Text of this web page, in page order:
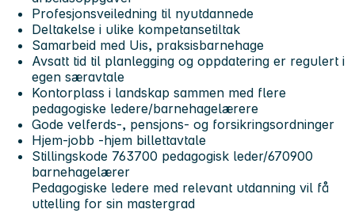
Profesjonsveiledning til nyutdannede
Deltakelse i ulike kompetansetiltak
Samarbeid med Uis, praksisbarnehage
Avsatt tid til planlegging og oppdatering er regulert i
egen særavtale
Kontorplass i landskap sammen med flere
pedagogiske ledere/barnehagelærere
Gode velferds-, pensjons- og forsikringsordninger
Hjem-jobb -hjem billettavtale
Stillingskode 763700 pedagogisk leder/670900
barnehagelærer
Pedagogiske ledere med relevant utdanning vil få
uttelling for sin mastergrad